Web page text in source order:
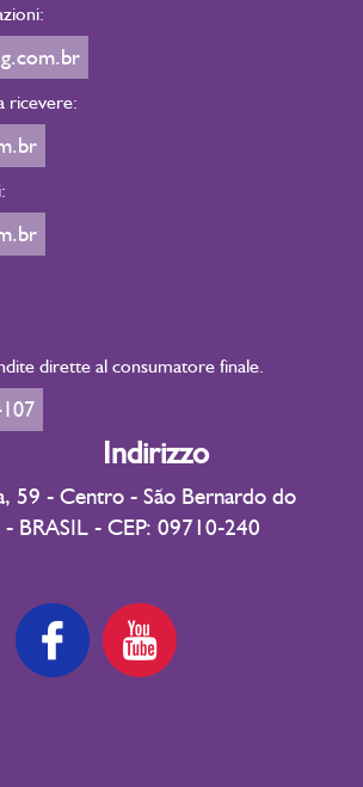
ricevere:
dirette al consumatore finale.
Indirizzo
59 - Centro - São Bernardo do
- BRASIL - CEP: 09710-240